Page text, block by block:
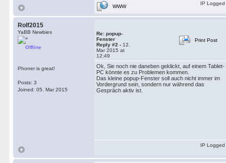
WWW
IP Logged
Rolf2015
YaBB Newbies
Offline
Phoner is great!
Posts: 3
Joined: 05. Mar 2015
Re: popup-
Fenster
Reply #2 - 12.
Mar 2015 at
12:49
Print Post
Ok, Sie noch nie daneben geklickt, auf einem Tablet-
PC könnte es zu Problemen kommen.
Das kleine popup-Fenster soll auch nicht immer im
Vordergrund sein, sondern nur während das
Gespräch aktiv ist.
IP Logged